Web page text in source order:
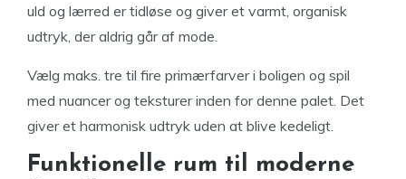
uld og lærred er tidløse og giver et varmt, organisk
udtryk, der aldrig går af mode.
Vælg maks. tre til fire primærfarver i boligen og spil
med nuancer og teksturer inden for denne palet. Det
giver et harmonisk udtryk uden at blive kedeligt.
Funktionelle rum til moderne